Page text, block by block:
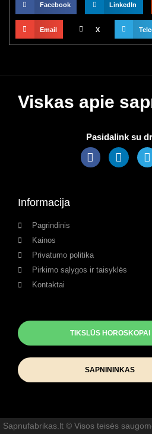
Facebook LinkedIn
Email X
Viskas apie
Pasidalink su
Informacija
Pagrindinis
Kainos
Privatumo politika
Pirkimo sąlygos ir taisyklės
Kontaktai
TIKSLŪS HOROSKOPAI
SAPNININKAS
Sapnufabrikas.lt © Visos teisės